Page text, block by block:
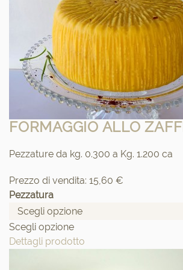
FORMAGGIO ALLO
Pezzature da kg. 0.300 a Kg. 1.200 ca
Prezzo di vendita: 15,60 €
Pezzatura
Scegli opzione
Dettagli prodotto